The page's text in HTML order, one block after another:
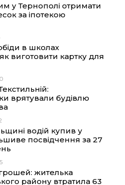
у Тернополі отримати
за іпотекою
в школах
виготовити картку для
врятували будівлю
водій купив у
посвідчення за 27
грошей: жителька
району втратила 63